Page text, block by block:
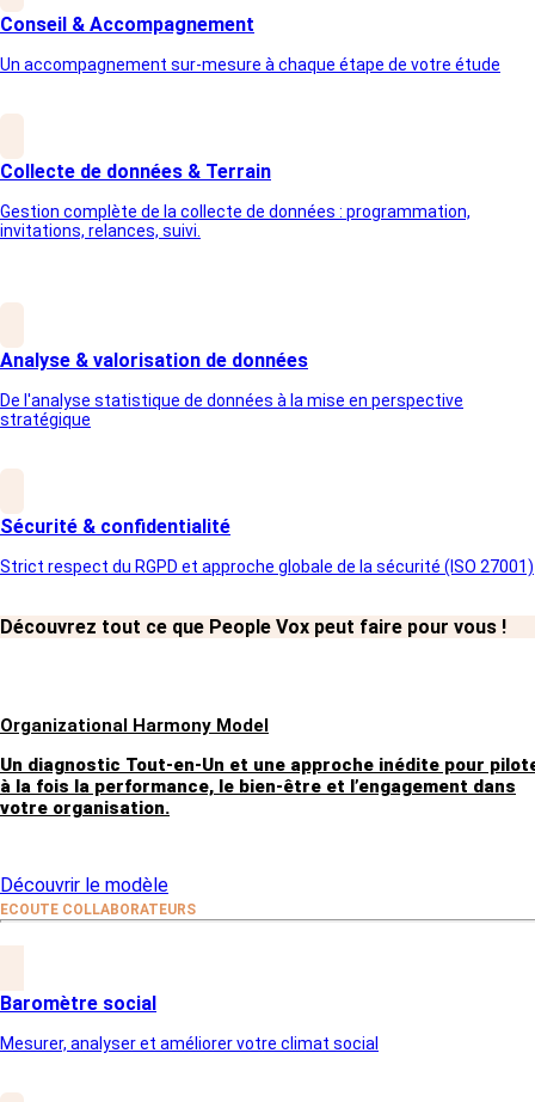
Conseil & Accompagnement
Un accompagnement sur-mesure à chaque étape de votre étude
Collecte de données & Terrain
Gestion complète de la collecte de données : programmation,
invitations, relances, suivi.
Analyse & valorisation de données
De l'analyse statistique de données à la mise en perspective
stratégique
Sécurité & confidentialité
Strict respect du RGPD et approche globale de la sécurité (ISO 27001)
Découvrez tout ce que People Vox peut faire pour vous !
Organizational Harmony Model
Un diagnostic Tout-en-Un et une approche inédite pour
à la fois la performance, le bien-être et l’engagement dans
votre organisation.
Découvrir le modèle
ECOUTE COLLABORATEURS
Baromètre social
Mesurer, analyser et améliorer votre climat social
Previous Post